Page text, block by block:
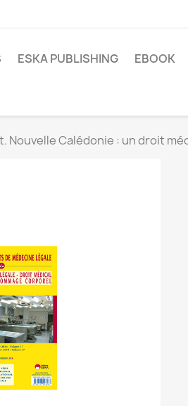
ESKA PUBLISHING EBOOK
Nouvelle Calédonie : un droit